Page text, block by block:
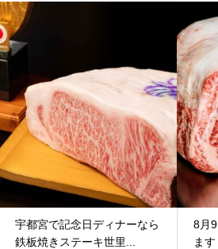
宇都宮で記念日ディナーなら
鉄板焼きステーキ世里...
8月
ます